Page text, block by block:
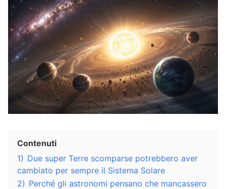
Contenuti
1) Due super Terre scomparse potrebbero aver
cambiato per sempre il Sistema Solare
2) Perché gli astronomi pensano che mancassero